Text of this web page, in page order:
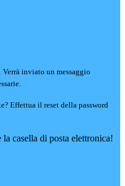
Verrà inviato un messaggio
Effettua il reset della password
casella di posta elettronica!